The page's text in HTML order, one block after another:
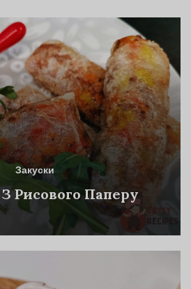
Закуски
Рисового Паперу